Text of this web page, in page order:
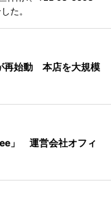
た。
再始動 本店を大規模
」 運営会社オフィ